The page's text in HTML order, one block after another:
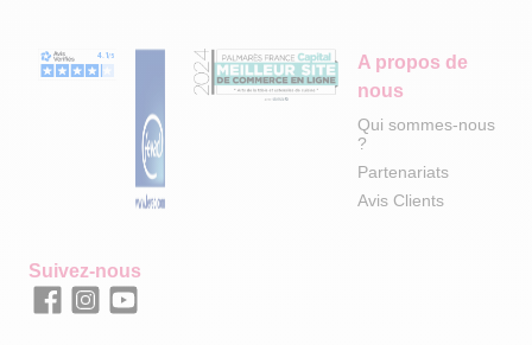
A propos de
nous
Qui sommes-nous
?
Partenariats
Avis Clients
Suivez-nous